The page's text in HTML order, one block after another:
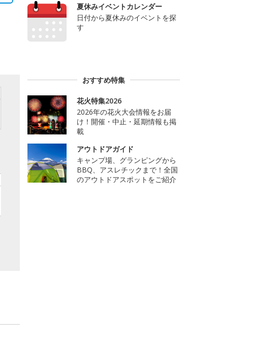
夏休みイベントカレンダー
日付から夏休みのイベントを探
す
おすすめ特集
花火特集2026
2026年の花火大会情報をお届
け！開催・中止・延期情報も掲
載
アウトドアガイド
キャンプ場、グランピングから
BBQ、アスレチックまで！全国
のアウトドアスポットをご紹介